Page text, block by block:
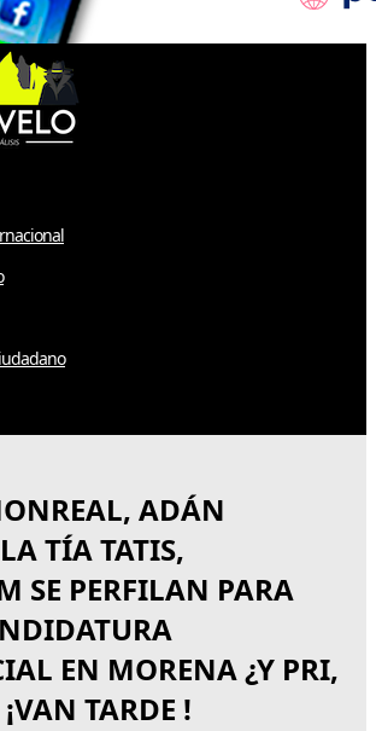
ADÁN
TÍA TATIS,
SE PERFILAN PARA
EN MORENA ¿Y PRI,
TARDE !